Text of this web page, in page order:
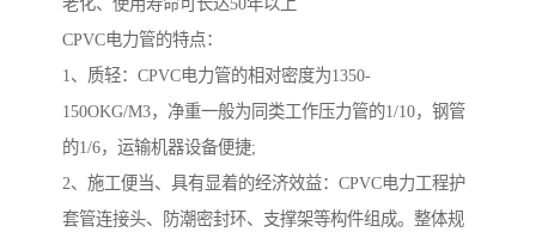
CPVC电力管的特点：
1、质轻：CPVC电力管的相对密度为1350-
150OKG/M3，净重一般为同类工作压力管的1/10，钢管
的1/6，运输机器设备便捷;
2、施工便当、具有显着的经济效益：CPVC电力工程护
套管连接头、防潮密封环、支撑架等构件组成。整体规